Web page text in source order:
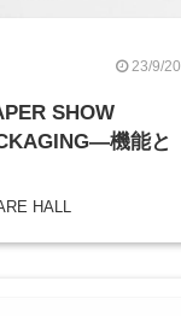
23/9/20
SHOW
機能と
HALL